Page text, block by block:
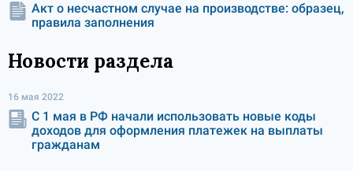
Акт о несчастном случае на производстве: образец,
правила заполнения
Новости раздела
16 мая 2022
С 1 мая в РФ начали использовать новые коды
доходов для оформления платежек на выплаты
гражданам